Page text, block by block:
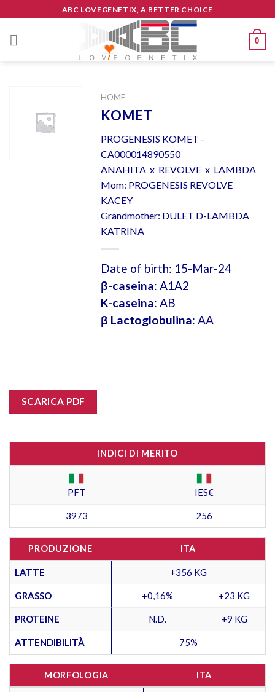
to
content
ABC LOVEGENETIX, A BETTER CHOICE
0
HOME
KOMET
PROGENESIS KOMET -
CA000014890550
ANAHITA x REVOLVE x LAMBDA
Mom: PROGENESIS REVOLVE
KACEY
Grandmother: DULET D-LAMBDA
KATRINA
Date of birth: 15-Mar-24
β-caseina: A1A2
K-caseina: AB
β Lactoglobulina: AA
SCARICA PDF
INDICI DI MERITO
PFT IES€
3973 256
PRODUZIONE ITA
LATTE +356 KG
GRASSO +0,16% +23 KG
PROTEINE N.D. +9 KG
ATTENDIBILITÀ 75%
MORFOLOGIA ITA